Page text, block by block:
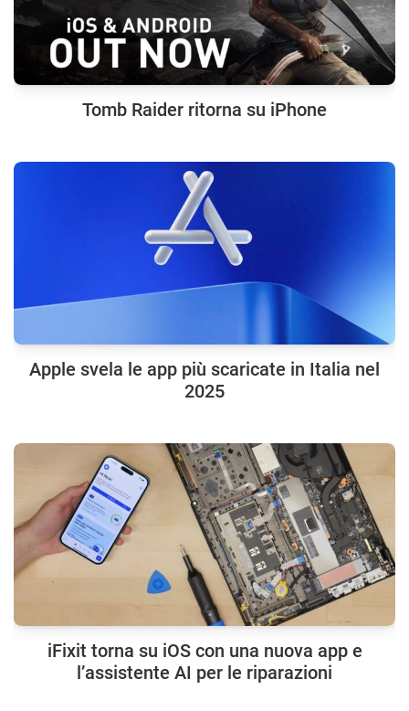
Tomb Raider ritorna su iPhone
Apple svela le app più scaricate in Italia nel
2025
iFixit torna su iOS con una nuova app e
l’assistente AI per le riparazioni